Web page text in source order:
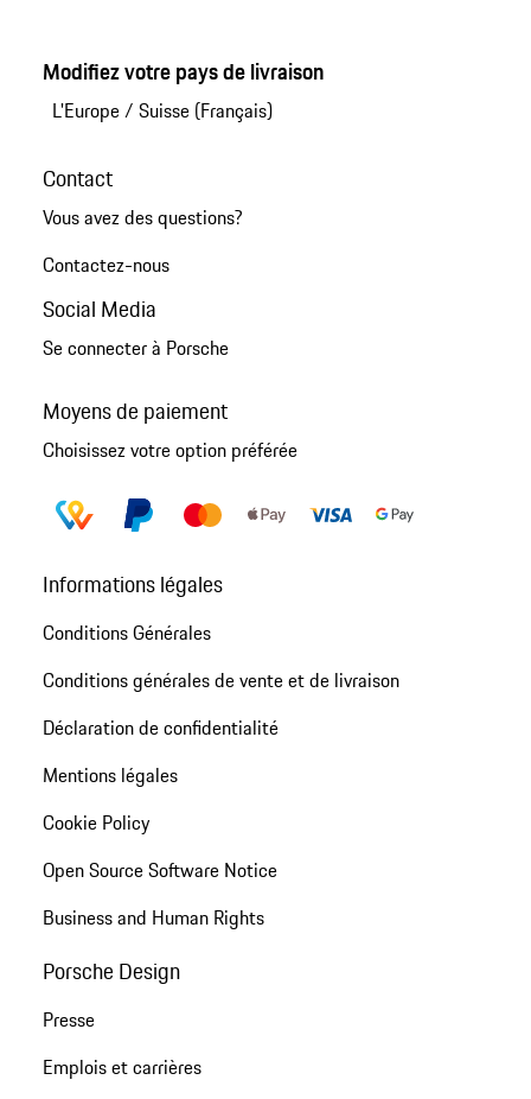
Modifiez votre pays de livraison
L'Europe/ Suisse (Français)
Contact
Vous avez des questions?
Contactez-nous
Social Media
Se connecter à Porsche
Moyens de paiement
Choisissez votre option préférée
Informations légales
Conditions Générales
Conditions générales de vente et de livraison
Déclaration de confidentialité
Mentions légales
Cookie Policy
Open Source Software Notice
Business and Human Rights
Porsche Design
Presse
Emplois et carrières